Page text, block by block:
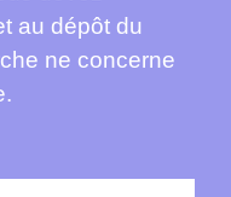
au dépôt du
ne concerne